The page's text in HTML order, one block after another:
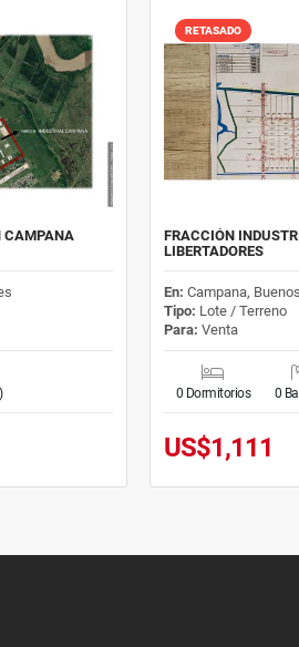
CAMPANA
RETASADO
FRACCIÓN
LIBERTADORES
En: Campana,
Tipo: Lote / Terreno
Para: Venta
0 Dormitorios 0
US$1,111